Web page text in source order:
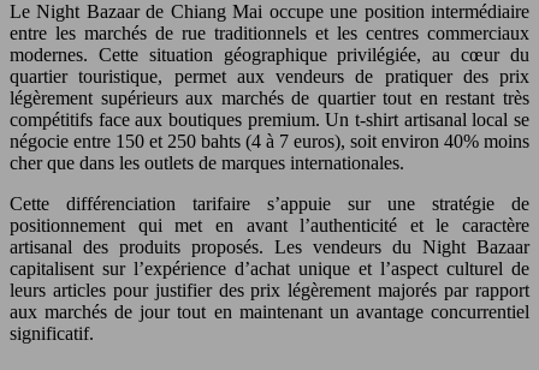
Le Night Bazaar de Chiang Mai occupe une position intermédiaire
entre les marchés de rue traditionnels et les centres commerciaux
modernes. Cette situation géographique privilégiée, au cœur du
quartier touristique, permet aux vendeurs de pratiquer des prix
légèrement supérieurs aux marchés de quartier tout en restant très
compétitifs face aux boutiques premium. Un t-shirt artisanal local se
négocie entre 150 et 250 bahts (4 à 7 euros), soit environ 40% moins
cher que dans les outlets de marques internationales.
Cette différenciation tarifaire s’appuie sur une stratégie de
positionnement qui met en avant l’authenticité et le caractère
artisanal des produits proposés. Les vendeurs du Night Bazaar
capitalisent sur l’expérience d’achat unique et l’aspect culturel de
leurs articles pour justifier des prix légèrement majorés par rapport
aux marchés de jour tout en maintenant un avantage concurrentiel
significatif.